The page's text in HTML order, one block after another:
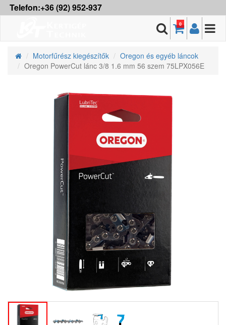
Telefon:+36 (92) 952-937
0
Motorfűrész kiegészítők
Oregon és egyéb láncok
Oregon PowerCut lánc 3/8 1.6 mm 56 szem 75LPX056E